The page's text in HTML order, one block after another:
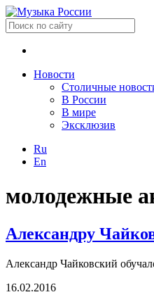
Новости
Столичные
В России
В мире
Эксклюзив
Ru
En
молодежные
Александру
Александр Чайковский
16.02.2016